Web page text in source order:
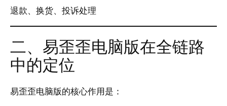
退款、换货、投诉处理
二、易歪歪电脑版在全链路
中的定位
易歪歪电脑版的核心作用是：